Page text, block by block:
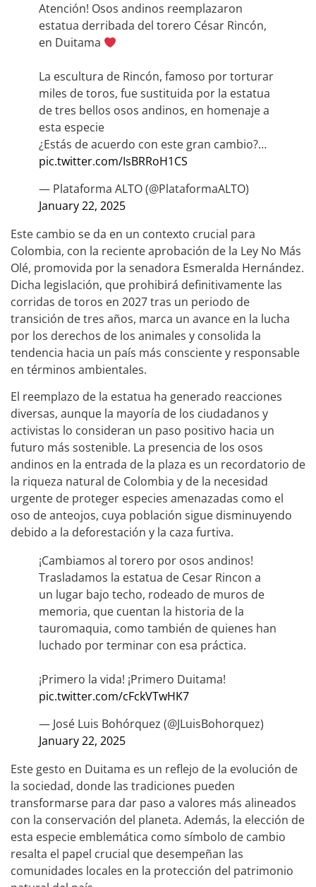
Atención! Osos andinos reemplazaron
estatua derribada del torero César Rincón,
en Duitama
La escultura de Rincón, famoso por torturar
miles de toros, fue sustituida por la estatua
de tres bellos osos andinos, en homenaje a
esta especie
¿Estás de acuerdo con este gran cambio?…
pic.twitter.com/IsBRRoH1CS
— Plataforma ALTO (@PlataformaALTO)
January 22, 2025
Este cambio se da en un contexto crucial para
Colombia, con la reciente aprobación de la Ley No Más
Olé, promovida por la senadora Esmeralda Hernández.
Dicha legislación, que prohibirá definitivamente las
corridas de toros en 2027 tras un periodo de
transición de tres años, marca un avance en la lucha
por los derechos de los animales y consolida la
tendencia hacia un país más consciente y responsable
en términos ambientales.
El reemplazo de la estatua ha generado reacciones
diversas, aunque la mayoría de los ciudadanos y
activistas lo consideran un paso positivo hacia un
futuro más sostenible. La presencia de los osos
andinos en la entrada de la plaza es un recordatorio de
la riqueza natural de Colombia y de la necesidad
urgente de proteger especies amenazadas como el
oso de anteojos, cuya población sigue disminuyendo
debido a la deforestación y la caza furtiva.
¡Cambiamos al torero por osos andinos!
Trasladamos la estatua de Cesar Rincon a
un lugar bajo techo, rodeado de muros de
memoria, que cuentan la historia de la
tauromaquia, como también de quienes han
luchado por terminar con esa práctica.
¡Primero la vida! ¡Primero Duitama!
pic.twitter.com/cFckVTwHK7
— José Luis Bohórquez (@JLuisBohorquez)
January 22, 2025
Este gesto en Duitama es un reflejo de la evolución de
la sociedad, donde las tradiciones pueden
transformarse para dar paso a valores más alineados
con la conservación del planeta. Además, la elección de
esta especie emblemática como símbolo de cambio
resalta el papel crucial que desempeñan las
comunidades locales en la protección del patrimonio